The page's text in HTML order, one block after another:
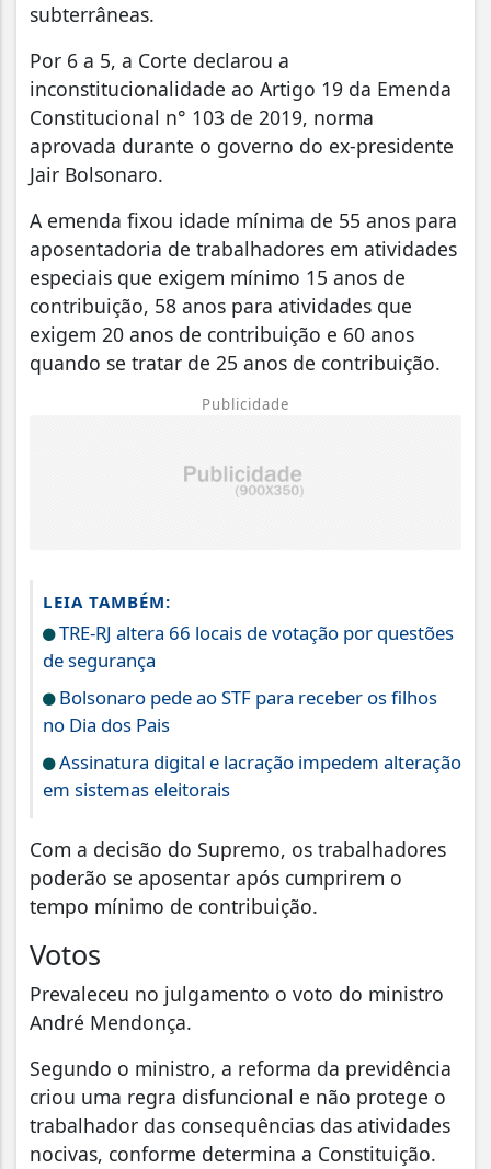
subterrâneas.
Por 6 a 5, a Corte declarou a
inconstitucionalidade ao Artigo 19 da Emenda
Constitucional n° 103 de 2019, norma
aprovada durante o governo do ex-presidente
Jair Bolsonaro.
A emenda fixou idade mínima de 55 anos para
aposentadoria de trabalhadores em atividades
especiais que exigem mínimo 15 anos de
contribuição, 58 anos para atividades que
exigem 20 anos de contribuição e 60 anos
quando se tratar de 25 anos de contribuição.
Publicidade
LEIA TAMBÉM:
TRE-RJ altera 66 locais de votação por questões
de segurança
Bolsonaro pede ao STF para receber os filhos
no Dia dos Pais
Assinatura digital e lacração impedem alteração
em sistemas eleitorais
Com a decisão do Supremo, os trabalhadores
poderão se aposentar após cumprirem o
tempo mínimo de contribuição.
Votos
Prevaleceu no julgamento o voto do ministro
André Mendonça.
Segundo o ministro, a reforma da previdência
criou uma regra disfuncional e não protege o
trabalhador das consequências das atividades
nocivas, conforme determina a Constituição.